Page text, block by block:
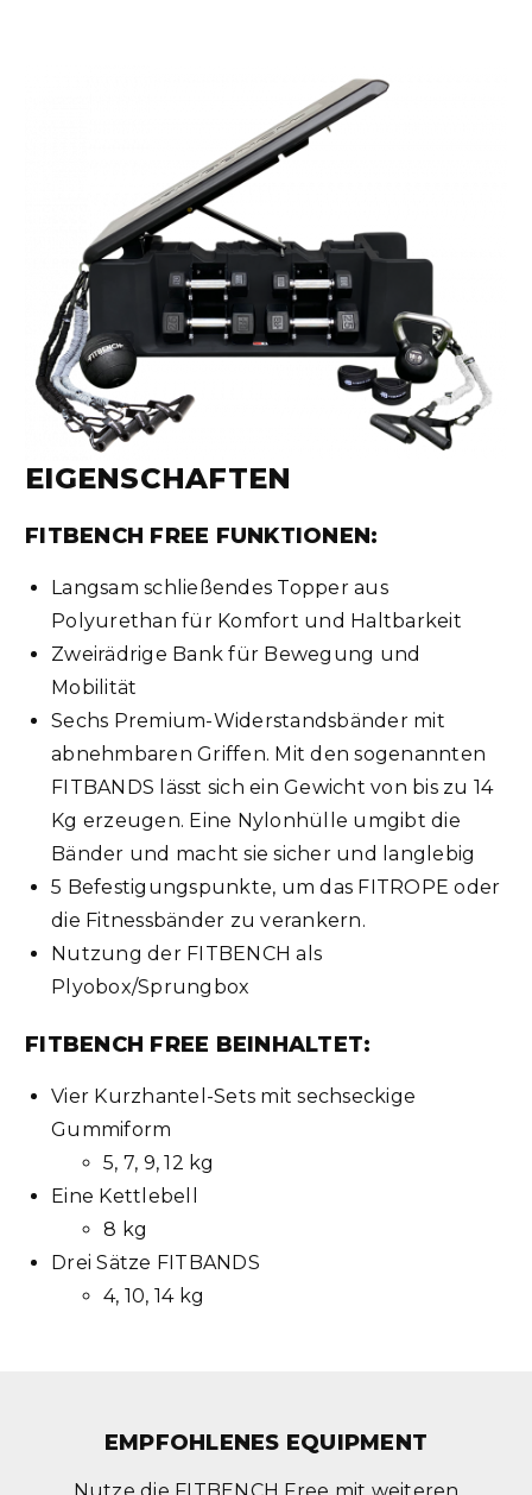
EIGENSCHAFTEN
FITBENCH FREE FUNKTIONEN:
Langsam schließendes Topper aus
Polyurethan für Komfort und Haltbarkeit
Zweirädrige Bank für Bewegung und
Mobilität
Sechs Premium-Widerstandsbänder mit
abnehmbaren Griffen. Mit den sogenannten
FITBANDS lässt sich ein Gewicht von bis zu 14
Kg erzeugen. Eine Nylonhülle umgibt die
Bänder und macht sie sicher und langlebig
5 Befestigungspunkte, um das FITROPE oder
die Fitnessbänder zu verankern.
Nutzung der FITBENCH als
Plyobox/Sprungbox
FITBENCH FREE BEINHALTET:
Vier Kurzhantel-Sets mit sechseckige
Gummiform
5, 7, 9, 12 kg
Eine Kettlebell
8 kg
Drei Sätze FITBANDS
4, 10, 14 kg
EMPFOHLENES EQUIPMENT